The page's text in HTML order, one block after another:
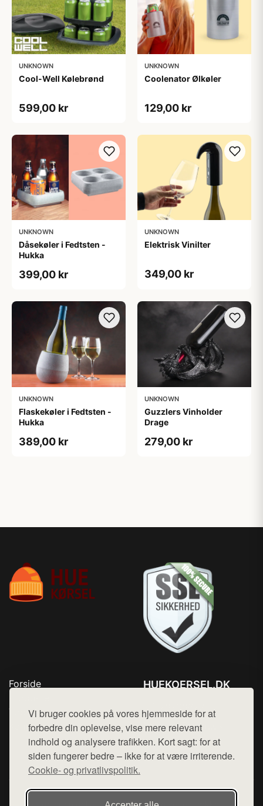
Vi bruger cookies på vores hjemmeside for at
forbedre din oplevelse, vise mere relevant
indhold og analysere trafikken. Kort sagt: for at
siden fungerer bedre – ikke for at være irriterende.
Cookie- og privatlivspolitik.
UNKNOWN
Cool-Well Kølebrønd
599,00 kr
UNKNOWN
Coolenator Ølkøler
129,00 kr
UNKNOWN
Dåsekøler i Fedtsten -
Hukka
399,00 kr
UNKNOWN
Elektrisk Vinilter
349,00 kr
UNKNOWN
Flaskekøler i Fedtsten -
Hukka
389,00 kr
UNKNOWN
Guzzlers Vinholder
Drage
279,00 kr
Forside
Top Rabatter
Kontakt
HUEKOERSEL.DK
Mail: hej@want.dk
Cookie- og privatlivspolitik
Denne side er en del af want.dk, der udgiver en række